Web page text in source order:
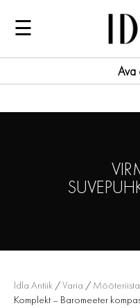
☰
Ava
Idla Antiik /Varia /
Komplekt – Baromeeter